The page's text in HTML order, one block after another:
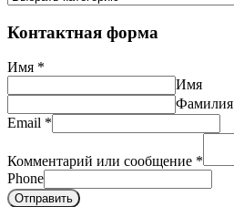
Контактная форма
Имя *
Имя
Фамилия
Email *
Комментарий или сообщение *
Phone
Отправить